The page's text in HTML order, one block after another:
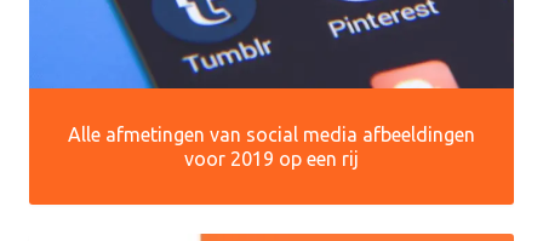
Alle afmetingen van social media afbeeldingen
voor 2019 op een rij